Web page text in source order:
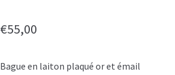
€55,00
Bague en laiton plaqué or et émail